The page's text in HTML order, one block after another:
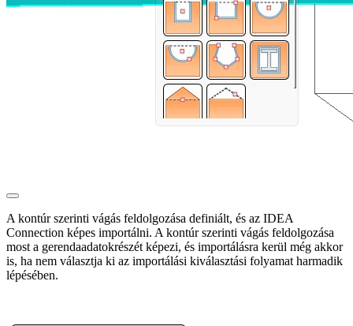
A kontúr szerinti vágás feldolgozása definiált, és az IDEA
Connection képes importálni. A kontúr szerinti vágás feldolgozása
most a gerendaadatokrészét képezi, és importálásra kerül még akkor
is, ha nem választja ki az importálási kiválasztási folyamat harmadik
lépésében.